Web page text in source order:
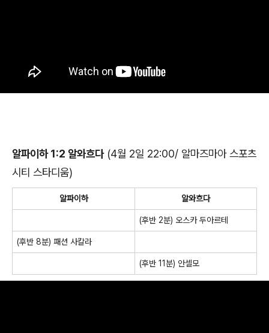
알파이하 1:2 알와흐다(4월 2일 22:00/ 알마즈마아 스포츠
시티 스타디움)
알파이하 알와흐다
(후반 2분) 오스카 두아르테
(후반 8분) 패션 사칼라
(후반 11분) 안셀모